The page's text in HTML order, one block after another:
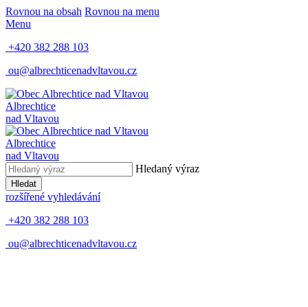
Rovnou na obsah Rovnou na menu
Menu
+420 382 288 103
ou@albrechticenadvltavou.cz
Albrechtice
nad Vltavou
Albrechtice
nad Vltavou
Hledaný výraz
Hledat
rozšířené vyhledávání
+420 382 288 103
ou@albrechticenadvltavou.cz